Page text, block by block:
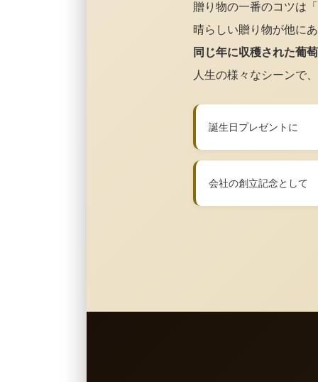
贈り物の一番のコツは
晴らしい贈り物が他に
同じ年に収穫された葡
人生の様々なシーンで
誕生日プレゼントに
会社の創立記念として